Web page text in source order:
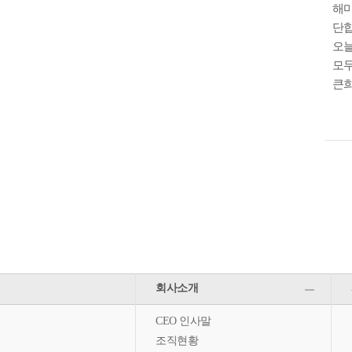
해
단
오
모
큰
회사소개
CEO 인사말
조직현황